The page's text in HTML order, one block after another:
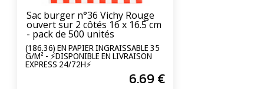
Sac burger n°36 Vichy Rouge
ouvert sur 2 côtés 16 x 16.5 cm
- pack de 500 unités
(186.36) EN PAPIER INGRAISSABLE 35
G/M² - ⚡DISPONIBLE EN LIVRAISON
EXPRESS 24/72H⚡
6.69 €